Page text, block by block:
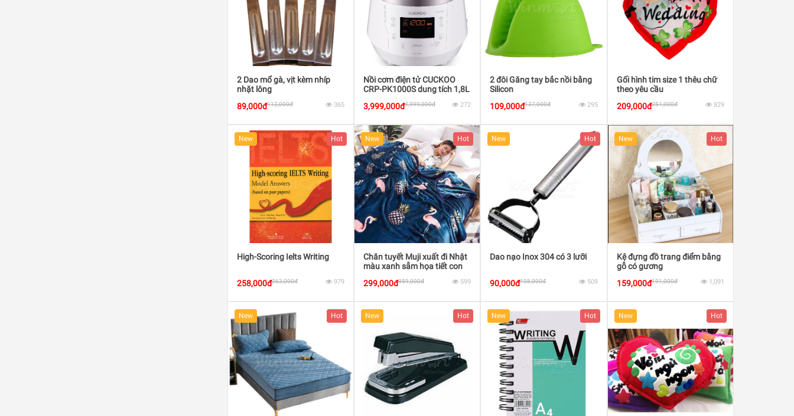
2 Dao mổ gà, vịt kèm nhíp
nhặt lông
89,000đ112,000đ 365
Nồi cơm điện tử CUCKOO
CRP-PK1000S dung tích 1,8L
viền Bạc
3,999,000đ4,999,000đ 272
2 đôi Găng tay bắc nồi bằng
Silicon
109,000đ137,000đ 295
Gối hình tim size 1 thêu chữ
theo yêu cầu
209,000đ251,000đ 829
New Hot
High-Scoring Ielts Writing
258,000đ263,000đ 979
New Hot
Chăn tuyết Muji xuất đi Nhật
màu xanh sẫm họa tiết con
299,000đ359,000đ 599
New Hot
Dao nạo Inox 304 có 3 lưỡi
90,000đ108,000đ 509
New Hot
Kệ đựng đồ trang điểm bằng
gỗ có gương
159,000đ191,000đ 1,091
New Hot New Hot New Hot New Hot